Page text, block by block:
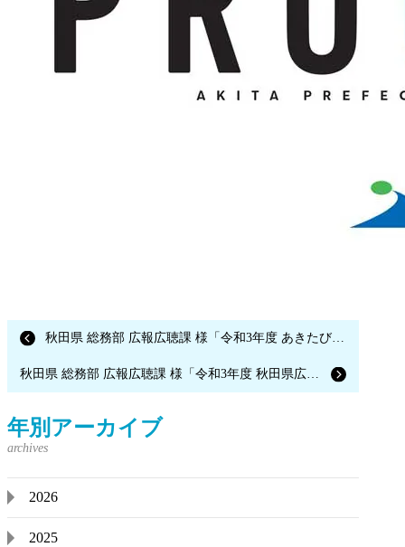
秋田県 総務部 広報広聴課 様「令和3年度 あきたびじょんBreak ワークショップ（1回目）」
秋田県 総務部 広報広聴課 様「令和3年度 秋田県広報紙「あきたびじょん」7・8月号 企画制作業務」
年別アーカイブ
2026
2025